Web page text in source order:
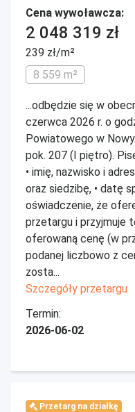
Cena wywoławcza:
2 048 319 zł
239 zł/m²
8 559 m²
...odbędzie się w
czerwca 2026 r. o
Powiatowego w
pok. 207 (I piętro).
• imię, nazwisko i
oraz siedzibę, • datę
oświadczenie, że
przetargu i przyjmuje
oferowaną cenę (w
podanej liczbowo z
zosta...
Szczegóły przetargu
Termin:
2026-06-02
Przetarg na działkę